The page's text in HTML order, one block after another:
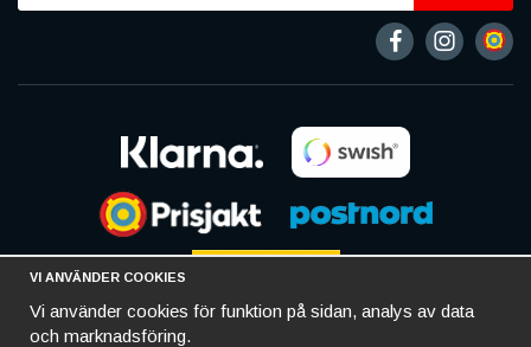
VI ANVÄNDER COOKIES
Vi använder cookies för funktion på sidan, analys av data
och marknadsföring.